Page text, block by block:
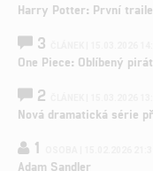
Harry Potter: První
3
One Piece: Oblíbený
2
Nová dramatická série
1
Adam Sandler